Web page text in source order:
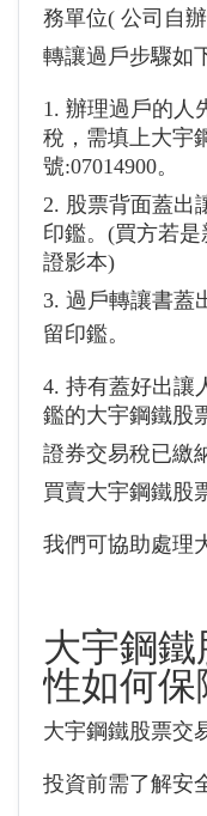
務單位( 公司自
轉讓過戶步驟如
1. 辦理過戶的人
稅，需填上大宇
號:07014900。
2. 股票背面蓋出
印鑑。(買方若
證影本)
3. 過戶轉讓書蓋
留印鑑。
4. 持有蓋好出讓
鑑的大宇鋼鐵股
證券交易稅已繳
買賣大宇鋼鐵股
我們可協助處理
大宇鋼
性如何保
大宇鋼鐵股票交
投資前需了解安